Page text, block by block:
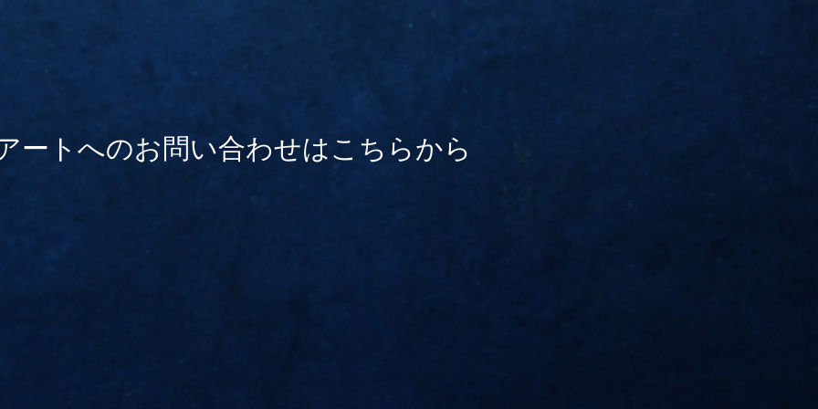
ー ト へのお 問い合わせは こ ち らから